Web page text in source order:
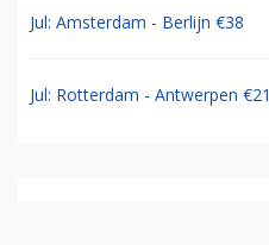
Jul: Amsterdam - Berlijn €38
Jul: Rotterdam - Antwerpen €21